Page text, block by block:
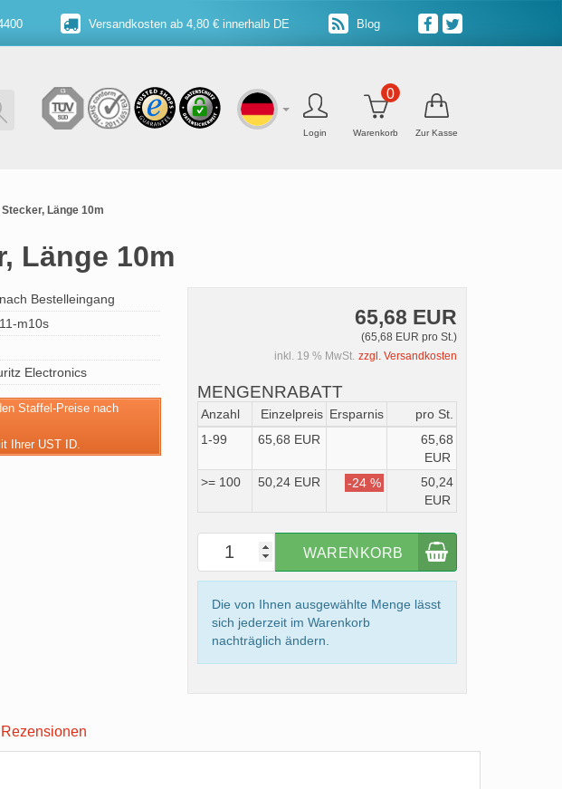
Versandkosten ab 4,80 € innerhalb DE Blog
Login Warenkorb
0
Zur Kasse
Länge 10m
Länge 10m
Bestelleingang
m10s
Electronics
Staffel-Preise nach
Ihrer UST ID.
65,68 EUR
(65,68 EUR pro St.)
inkl. 19 % MwSt. zzgl. Versandkosten
MENGENRABATT
Anzahl Einzelpreis Ersparnis
pro St.
1-99
65,68 EUR
65,68
EUR
>= 100
50,24 EUR -24 %
50,24
EUR
WARENKORB
Die von Ihnen ausgewählte Menge lässt
sich jederzeit im Warenkorb
nachträglich ändern.
Rezensionen